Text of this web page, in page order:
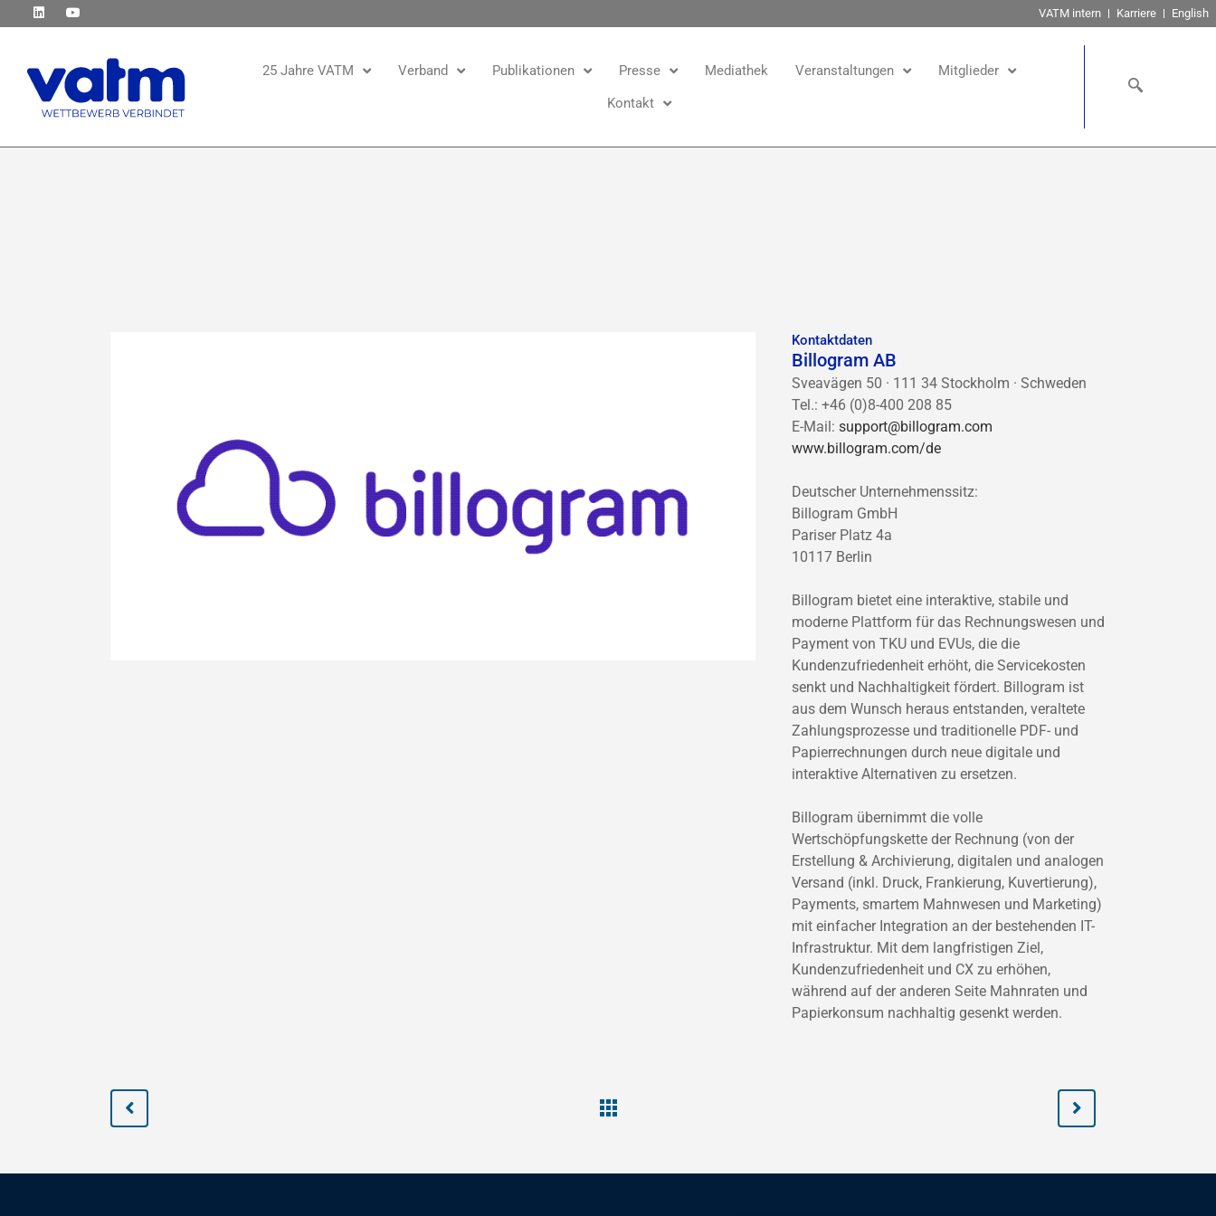
VATM intern Karriere English
25 Jahre VATM Verband Publikationen Presse Mediathek Veranstaltungen
Mitglieder
Kontakt
Kontaktdaten
Billogram AB
Sveavägen 50 · 111 34 Stockholm · Schweden
Tel.: +46 (0)8-400 208 85
E-Mail:support@billogram.com
www.billogram.com/de
Deutscher Unternehmenssitz:
Billogram GmbH
Pariser Platz 4a
10117 Berlin
Billogram bietet eine interaktive, stabile und
moderne Plattform für das Rechnungswesen und
Payment von TKU und EVUs, die die
Kundenzufriedenheit erhöht, die Servicekosten
senkt und Nachhaltigkeit fördert. Billogram ist
aus dem Wunsch heraus entstanden, veraltete
Zahlungsprozesse und traditionelle PDF- und
Papierrechnungen durch neue digitale und
interaktive Alternativen zu ersetzen.
Billogram übernimmt die volle
Wertschöpfungskette der Rechnung (von der
Erstellung & Archivierung, digitalen und analogen
Versand (inkl. Druck, Frankierung, Kuvertierung),
Payments, smartem Mahnwesen und Marketing)
mit einfacher Integration an der bestehenden IT-
Infrastruktur. Mit dem langfristigen Ziel,
Kundenzufriedenheit und CX zu erhöhen,
während auf der anderen Seite Mahnraten und
Papierkonsum nachhaltig gesenkt werden.